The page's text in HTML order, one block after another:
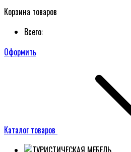
Корзина товаров
Всего:
Оформить
Каталог товаров